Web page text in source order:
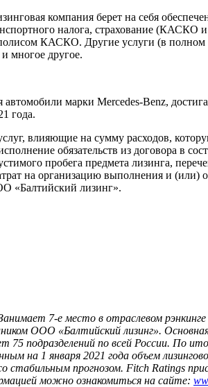
компания берет на себя
налога, страхование
полисом КАСКО. Другие услуги (в
многое другое.
марки Mercedes-Benz,
года.
влияющие на сумму расходов,
обязательств из договора в
пробега предмета лизинга,
на организацию выполнения и (или)
«Балтийский лизинг».
7-е место в отраслевом
ООО «Балтийский лизинг».
подразделений по всей России. По
на 1 января 2021 года объем
прогнозом. Fitch Ratings
можно ознакомиться на сайте: